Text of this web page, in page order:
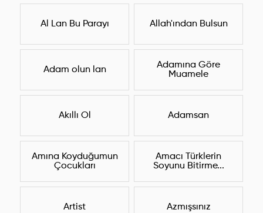
Al Lan Bu Parayı Allah'ından Bulsun
Adam olun lan
Adamına Göre
Muamele
Akıllı Ol Adamsan
Amına Koyduğumun
Çocukları
Amacı Türklerin
Soyunu Bitirme...
Artist Azmışsınız